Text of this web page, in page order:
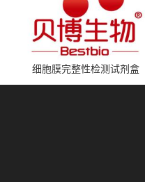
细胞膜完整性检测试剂盒